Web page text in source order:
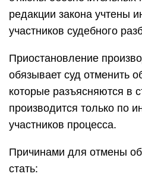
редакции закона учтены
участников судебного
Приостановление
обязывает суд отменить
которые разъясняются в
производится только по
участников процесса.
Причинами для отмены
стать: